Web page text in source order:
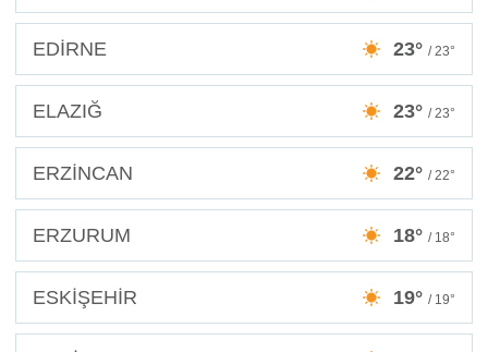
EDİRNE 23° / 23°
ELAZIĞ 23° / 23°
ERZİNCAN 22° / 22°
ERZURUM 18° / 18°
ESKİŞEHİR 19° / 19°